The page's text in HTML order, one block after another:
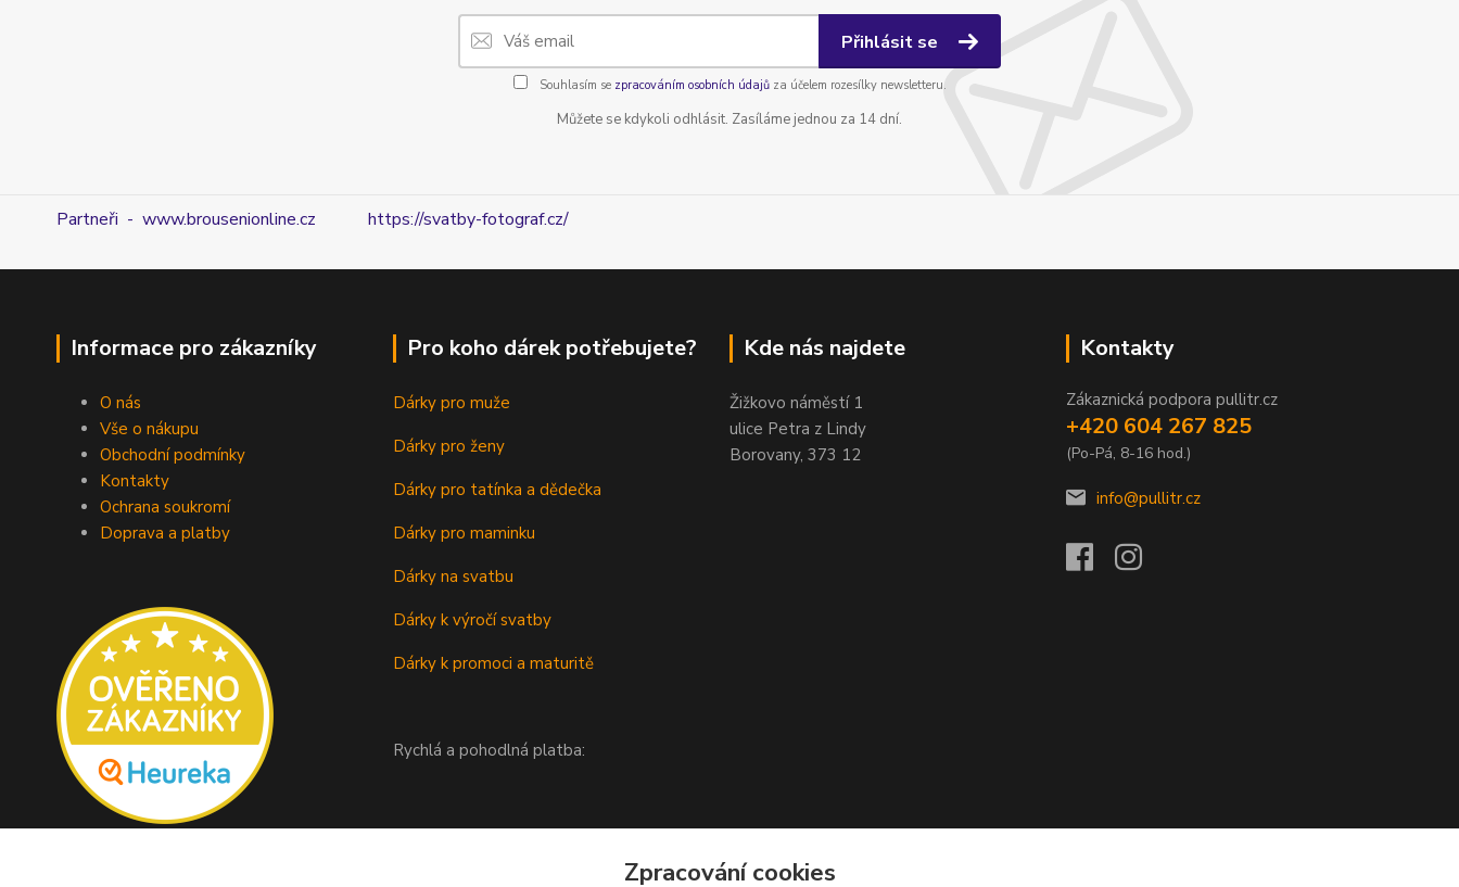
Přihlásit se
Souhlasím se zpracováním osobních údajůza účelem rozesílky newsletteru.
Můžete se kdykoli odhlásit. Zasíláme jednou za 14 dní.
Partneři - www.brousenionline.cz https://svatby-fotograf.cz/
Informace pro zákazníky
O nás
Vše o nákupu
Obchodní podmínky
Kontakty
Ochrana soukromí
Doprava a platby
Pro koho dárek potřebujete?
Dárky pro muže
Dárky pro ženy
Dárky pro tatínka a dědečka
Dárky pro maminku
Dárky na svatbu
Dárky k výročí svatby
Dárky k promoci a maturitě
Rychlá a pohodlná platba:
Kde nás najdete
Žižkovo náměstí 1
ulice Petra z Lindy
Borovany, 373 12
Kontakty
Zákaznická podpora pullitr.cz
+420 604 267 825
(Po-Pá, 8-16 hod.)
info@pullitr.cz
Zpracování cookies